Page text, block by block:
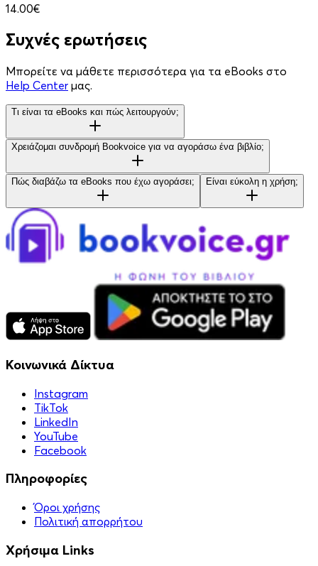
14.00€
Συχνές ερωτήσεις
Μπορείτε να μάθετε περισσότερα για τα eBooks στο
Help Center μας.
Τι είναι τα eBooks και πώς λειτουργούν;
Χρειάζομαι συνδρομή Bookvoice για να αγοράσω ένα βιβλίο;
Πώς διαβάζω τα eBooks που έχω αγοράσει; Είναι εύκολη η χρήση;
Κοινωνικά Δίκτυα
Instagram
TikTok
LinkedIn
YouTube
Facebook
Πληροφορίες
Όροι χρήσης
Πολιτική απορρήτου
Χρήσιμα Links